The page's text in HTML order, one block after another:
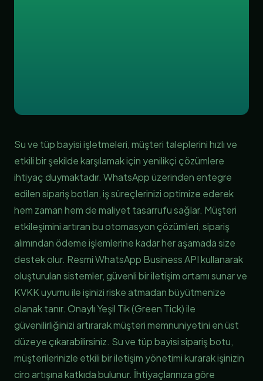
Su ve tüp bayisi işletmeleri, müşteri taleplerini hızlı ve
etkili bir şekilde karşılamak için yenilikçi çözümlere
ihtiyaç duymaktadır. WhatsApp üzerinden entegre
edilen sipariş botları, iş süreçlerinizi optimize ederek
hem zaman hem de maliyet tasarrufu sağlar. Müşteri
etkileşimini artıran bu otomasyon çözümleri, sipariş
alımından ödeme işlemlerine kadar her aşamada size
destek olur. Resmi WhatsApp Business API kullanarak
oluşturulan sistemler, güvenli bir iletişim ortamı sunar ve
KVKK uyumu ile işinizi riske atmadan büyütmenize
olanak tanır. Onaylı Yeşil Tik (Green Tick) ile
güvenilirliğinizi artırarak müşteri memnuniyetini en üst
düzeye çıkarabilirsiniz. Su ve tüp bayisi sipariş botu,
müşterilerinizle etkili bir iletişim yönetimi kurarak işinizin
ciro artışına katkıda bulunur. İhtiyaçlarınıza göre